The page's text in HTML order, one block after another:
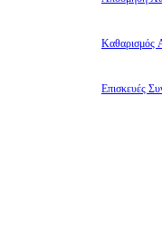
Καθαρισμός
Επισκευές